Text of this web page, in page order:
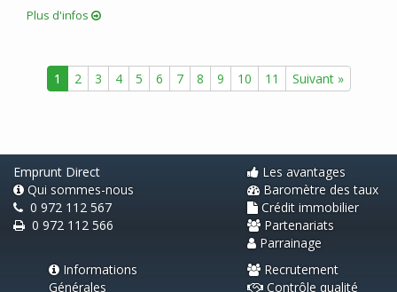
juin 2010 (2)
février 2010 (1)
septembre 2009 (2)
Plus d'infos
1 2 3 4 5 6 7 8 9 10 11 Suivant »
Emprunt Direct
Qui sommes-nous
0 972 112 567
0 972 112 566
Les avantages
Baromètre des taux
Crédit immobilier
Partenariats
Parrainage
Informations
Générales
Recrutement
Contrôle qualité